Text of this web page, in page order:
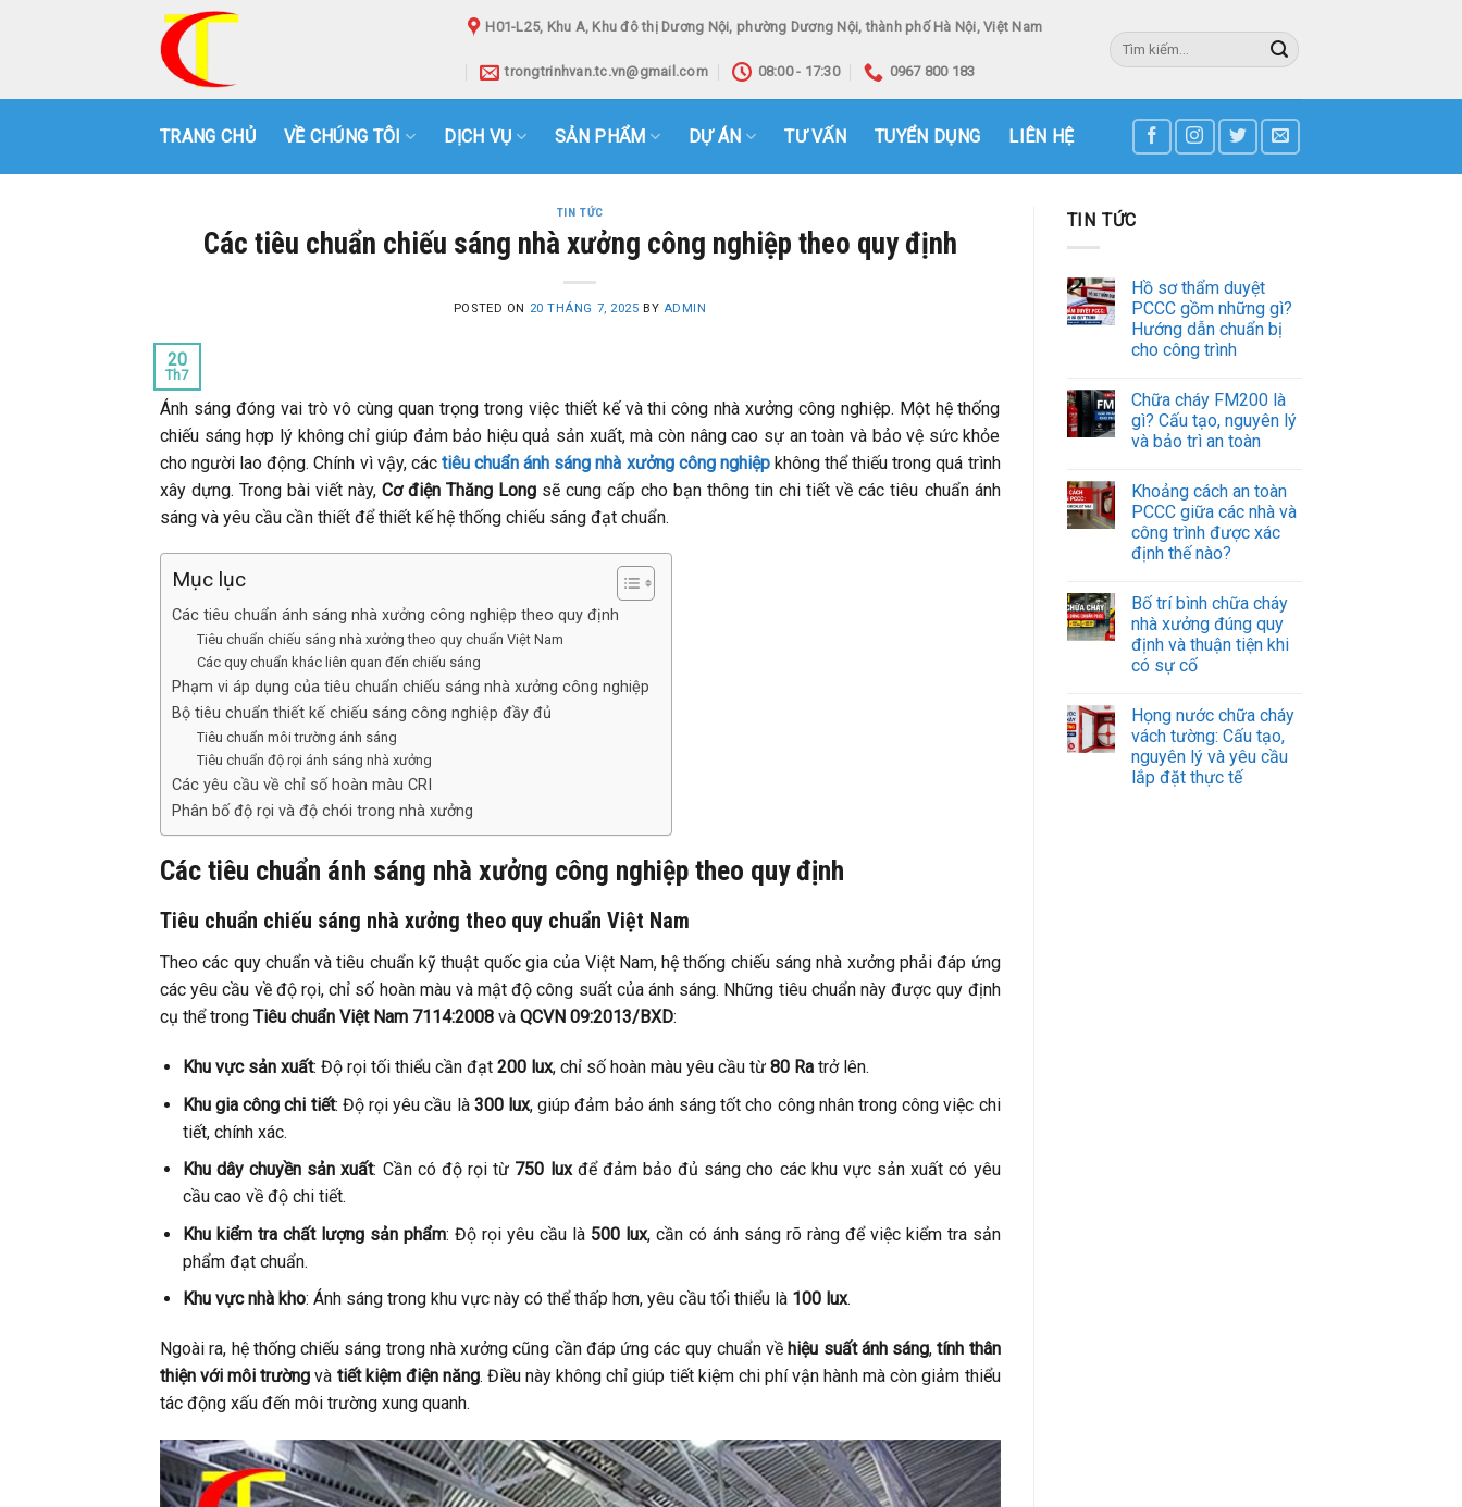
H01-L25, Khu A, Khu đô thị Dương Nội, phường Dương Nội, thành phố Hà Nội, Việt Nam
trongtrinhvan.tc.vn@gmail.com 08:00 - 17:30 0967 800 183
Tìm
kiếm:
TRANG CHỦ VỀ CHÚNG TÔI DỊCH VỤ SẢN PHẨM DỰ ÁN TƯ VẤN TUYỂN DỤNG LIÊN HỆ
TIN TỨC
Các tiêu chuẩn chiếu sáng nhà xưởng công nghiệp theo quy định
POSTED ON 20 THÁNG 7, 2025 BY ADMIN
20
Th7
Ánh sáng đóng vai trò vô cùng quan trọng trong việc thiết kế và thi công nhà xưởng công nghiệp. Một hệ thống
chiếu sáng hợp lý không chỉ giúp đảm bảo hiệu quả sản xuất, mà còn nâng cao sự an toàn và bảo vệ sức khỏe
cho người lao động. Chính vì vậy, cáctiêu chuẩn ánh sáng nhà xưởng công nghiệpkhông thể thiếu trong quá trình
xây dựng. Trong bài viết này,Cơ điện Thăng Long sẽ cung cấp cho bạn thông tin chi tiết về các tiêu chuẩn ánh
sáng và yêu cầu cần thiết để thiết kế hệ thống chiếu sáng đạt chuẩn.
Mục lục
Các tiêu chuẩn ánh sáng nhà xưởng công nghiệp theo quy định
Tiêu chuẩn chiếu sáng nhà xưởng theo quy chuẩn Việt Nam
Các quy chuẩn khác liên quan đến chiếu sáng
Phạm vi áp dụng của tiêu chuẩn chiếu sáng nhà xưởng công nghiệp
Bộ tiêu chuẩn thiết kế chiếu sáng công nghiệp đầy đủ
Tiêu chuẩn môi trường ánh sáng
Tiêu chuẩn độ rọi ánh sáng nhà xưởng
Các yêu cầu về chỉ số hoàn màu CRI
Phân bố độ rọi và độ chói trong nhà xưởng
Các tiêu chuẩn ánh sáng nhà xưởng công nghiệp theo quy định
Tiêu chuẩn chiếu sáng nhà xưởng theo quy chuẩn Việt Nam
Theo các quy chuẩn và tiêu chuẩn kỹ thuật quốc gia của Việt Nam, hệ thống chiếu sáng nhà xưởng phải đáp ứng
các yêu cầu về độ rọi, chỉ số hoàn màu và mật độ công suất của ánh sáng. Những tiêu chuẩn này được quy định
cụ thể trong Tiêu chuẩn Việt Nam 7114:2008 và QCVN 09:2013/BXD:
Khu vực sản xuất: Độ rọi tối thiểu cần đạt 200 lux, chỉ số hoàn màu yêu cầu từ 80 Ratrở lên.
Khu gia công chi tiết: Độ rọi yêu cầu là 300 lux, giúp đảm bảo ánh sáng tốt cho công nhân trong công việc chi
tiết, chính xác.
Khu dây chuyền sản xuất: Cần có độ rọi từ 750 luxđể đảm bảo đủ sáng cho các khu vực sản xuất có yêu
cầu cao về độ chi tiết.
Khu kiểm tra chất lượng sản phẩm: Độ rọi yêu cầu là 500 lux, cần có ánh sáng rõ ràng để việc kiểm tra sản
phẩm đạt chuẩn.
Khu vực nhà kho: Ánh sáng trong khu vực này có thể thấp hơn, yêu cầu tối thiểu là 100 lux.
Ngoài ra, hệ thống chiếu sáng trong nhà xưởng cũng cần đáp ứng các quy chuẩn về hiệu suất ánh sáng,tính thân
thiện với môi trường và tiết kiệm điện năng. Điều này không chỉ giúp tiết kiệm chi phí vận hành mà còn giảm thiểu
tác động xấu đến môi trường xung quanh.
TIN TỨC
Hồ sơ thẩm duyệt
PCCC gồm những gì?
Hướng dẫn chuẩn bị
cho công trình
Chữa cháy FM200 là
gì? Cấu tạo, nguyên lý
và bảo trì an toàn
Khoảng cách an toàn
PCCC giữa các nhà và
công trình được xác
định thế nào?
Bố trí bình chữa cháy
nhà xưởng đúng quy
định và thuận tiện khi
có sự cố
Họng nước chữa cháy
vách tường: Cấu tạo,
nguyên lý và yêu cầu
lắp đặt thực tế